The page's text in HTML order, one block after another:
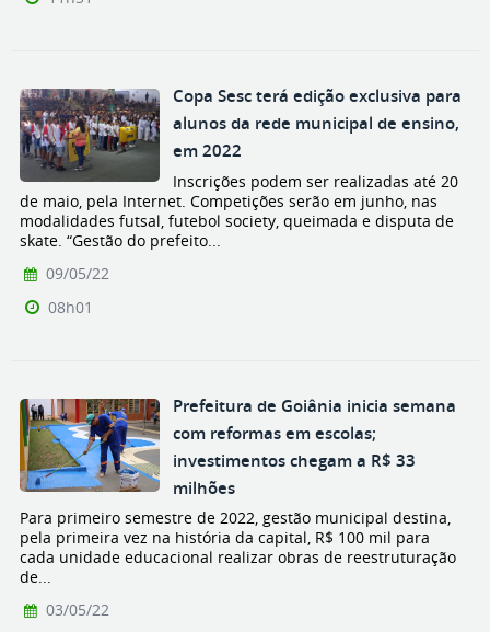
Copa Sesc terá edição exclusiva para
alunos da rede municipal de ensino,
em 2022
Inscrições podem ser realizadas até 20
de maio, pela Internet. Competições serão em junho, nas
modalidades futsal, futebol society, queimada e disputa de
skate. “Gestão do prefeito...
09/05/22
08h01
Prefeitura de Goiânia inicia semana
com reformas em escolas;
investimentos chegam a R$ 33
milhões
Para primeiro semestre de 2022, gestão municipal destina,
pela primeira vez na história da capital, R$ 100 mil para
cada unidade educacional realizar obras de reestruturação
de...
03/05/22